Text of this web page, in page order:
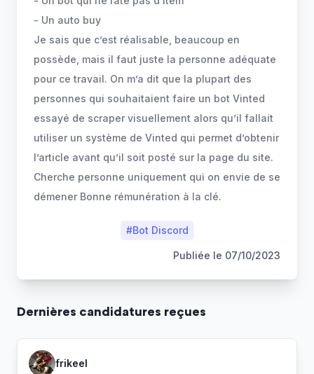
- Un auto buy
Je sais que c’est réalisable, beaucoup en
possède, mais il faut juste la personne adéquate
pour ce travail. On m’a dit que la plupart des
personnes qui souhaitaient faire un bot Vinted
essayé de scraper visuellement alors qu’il fallait
utiliser un système de Vinted qui permet d’obtenir
l’article avant qu’il soit posté sur la page du site.
Cherche personne uniquement qui on envie de se
démener Bonne rémunération à la clé.
#Bot Discord
Publiée le 07/10/2023
Dernières candidatures reçues
frikeel